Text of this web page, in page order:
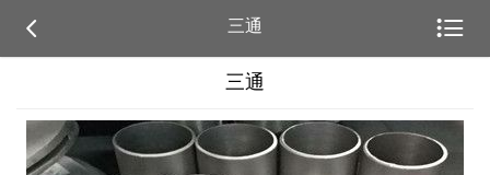
 三通 
三通